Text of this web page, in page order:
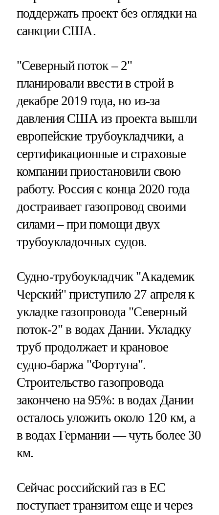
поддержать проект без оглядки на
санкции США.
"Северный поток – 2"
планировали ввести в строй в
декабре 2019 года, но из-за
давления США из проекта вышли
европейские трубоукладчики, а
сертификационные и страховые
компании приостановили свою
работу. Россия с конца 2020 года
достраивает газопровод своими
силами – при помощи двух
трубоукладочных судов.
Судно-трубоукладчик "Академик
Черский" приступило 27 апреля к
укладке газопровода "Северный
поток-2" в водах Дании. Укладку
труб продолжает и крановое
судно-баржа "Фортуна".
Строительство газопровода
закончено на 95%: в водах Дании
осталось уложить около 120 км, а
в водах Германии — чуть более 30
км.
Сейчас российский газ в ЕС
поступает транзитом еще и через